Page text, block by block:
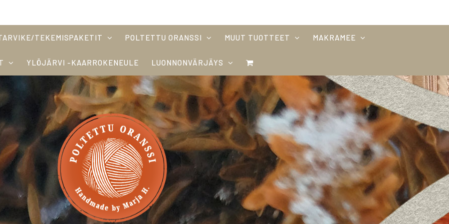
TEKEMISPAKETIT POLTETTU ORANSSI MUUT TUOTTEET MAKRAMEE
YLÖJÄRVI -KAARROKENEULE LUONNONVÄRJÄYS